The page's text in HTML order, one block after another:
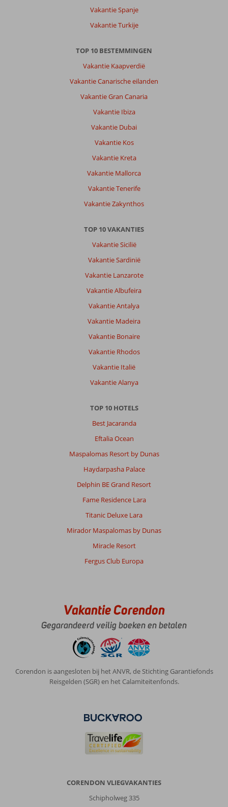
Vakantie Spanje
Vakantie Turkije
TOP 10 BESTEMMINGEN
Vakantie Kaapverdië
Vakantie Canarische eilanden
Vakantie Gran Canaria
Vakantie Ibiza
Vakantie Dubai
Vakantie Kos
Vakantie Kreta
Vakantie Mallorca
Vakantie Tenerife
Vakantie Zakynthos
TOP 10 VAKANTIES
Vakantie Sicilië
Vakantie Sardinië
Vakantie Lanzarote
Vakantie Albufeira
Vakantie Antalya
Vakantie Madeira
Vakantie Bonaire
Vakantie Rhodos
Vakantie Italië
Vakantie Alanya
TOP 10 HOTELS
Best Jacaranda
Eftalia Ocean
Maspalomas Resort by Dunas
Haydarpasha Palace
Delphin BE Grand Resort
Fame Residence Lara
Titanic Deluxe Lara
Mirador Maspalomas by Dunas
Miracle Resort
Fergus Club Europa
Vakantie Corendon
Gegarandeerd veilig boeken en betalen
Corendon is aangesloten bij het ANVR, de Stichting Garantiefonds
Reisgelden (SGR) en het Calamiteitenfonds.
CORENDON VLIEGVAKANTIES
Schipholweg 335